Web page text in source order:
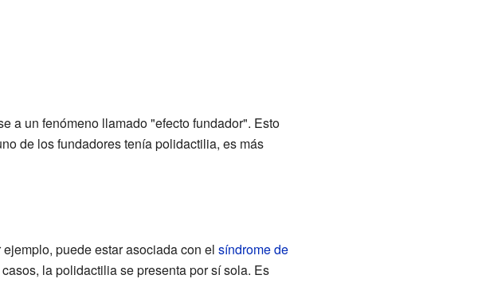
a un fenómeno llamado "efecto fundador". Esto
de los fundadores tenía polidactilia, es más
ejemplo, puede estar asociada con el síndrome de
la polidactilia se presenta por sí sola. Es